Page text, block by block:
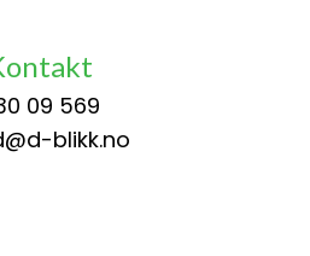
09 569
blikk.no